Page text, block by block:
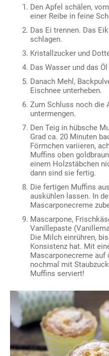
Den Apfel schälen,
einer Reibe in feine
Das Ei trennen. Das
schlagen.
Kristallzucker und
Das Wasser und das
Danach Mehl,
Eischnee unterheben.
Zum Schluss noch die
untermengen.
Den Teig in hübsche
Grad ca. 20 Minuten
Förmchen variieren,
Muffins oben
einem Holzstäbchen
dann sind sie fertig.
Die fertigen Muffins
auskühlen lassen. In
Mascarponecreme
Mascarpone,
Vanillepaste
Die Milch einrühren,
Konsistenz hat. Mit
Mascarponecreme
nochmal mit
Muffins serviert!